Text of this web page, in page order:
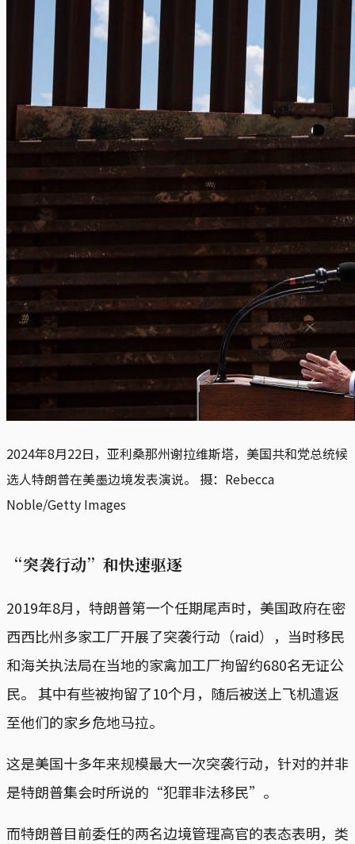
2024年8月22日，亚利桑那州谢拉维斯塔，美国共和党总统候
选人特朗普在美墨边境发表演说。 摄：Rebecca
Noble/Getty Images
“突袭行动”和快速驱逐
2019年8月，特朗普第一个任期尾声时，美国政府在密
西西比州多家工厂开展了突袭行动（raid），当时移民
和海关执法局在当地的家禽加工厂拘留约680名无证公
民。 其中有些被拘留了10个月，随后被送上飞机遣返
至他们的家乡危地马拉。
这是美国十多年来规模最大一次突袭行动，针对的并非
是特朗普集会时所说的“犯罪非法移民”。
而特朗普目前委任的两名边境管理高官的表态表明，类